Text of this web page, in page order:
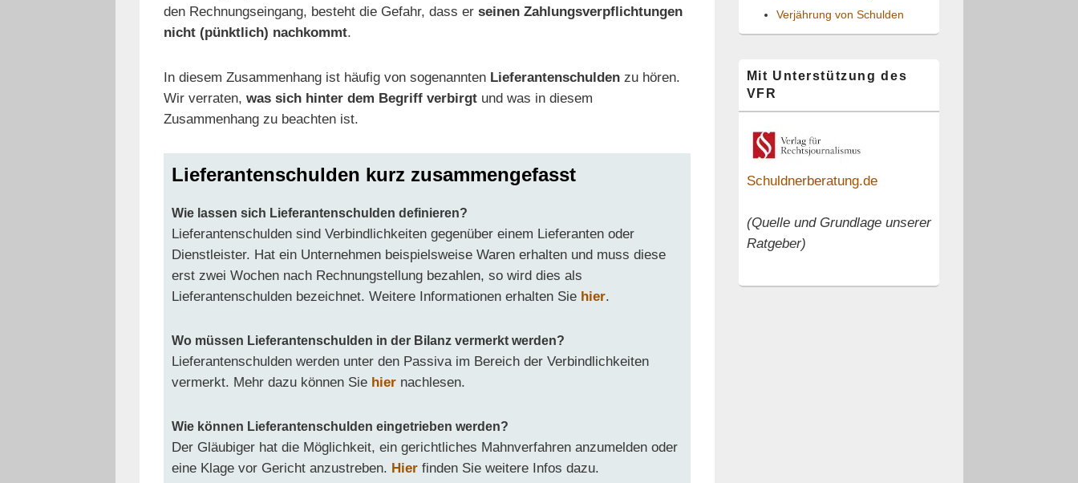
den Rechnungseingang, besteht die Gefahr, dass er seinen Zahlungsverpflichtungen
nicht (pünktlich) nachkommt.
In diesem Zusammenhang ist häufig von sogenannten Lieferantenschulden zu hören.
Wir verraten, was sich hinter dem Begriff verbirgtund was in diesem
Zusammenhang zu beachten ist.
Lieferantenschulden kurz zusammengefasst
Wie lassen sich Lieferantenschulden definieren?
Lieferantenschulden sind Verbindlichkeiten gegenüber einem Lieferanten oder
Dienstleister. Hat ein Unternehmen beispielsweise Waren erhalten und muss diese
erst zwei Wochen nach Rechnungstellung bezahlen, so wird dies als
Lieferantenschulden bezeichnet. Weitere Informationen erhalten Sie hier.
Wo müssen Lieferantenschulden in der Bilanz vermerkt werden?
Lieferantenschulden werden unter den Passiva im Bereich der Verbindlichkeiten
vermerkt. Mehr dazu können Sie hiernachlesen.
Wie können Lieferantenschulden eingetrieben werden?
Der Gläubiger hat die Möglichkeit, ein gerichtliches Mahnverfahren anzumelden oder
eine Klage vor Gericht anzustreben. Hierfinden Sie weitere Infos dazu.
Verjährung von Schulden
Mit Unterstützung des
VFR
Schuldnerberatung.de
(Quelle und Grundlage unserer
Ratgeber)